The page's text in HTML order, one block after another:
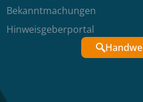
Bekanntmachungen
Hinweisgeberportal